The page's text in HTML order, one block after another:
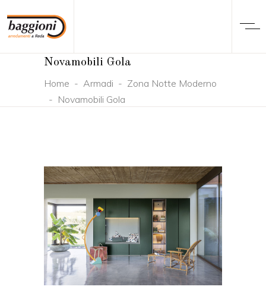
Novamobili Gola
Home - Armadi - Zona Notte Moderno
- Novamobili Gola